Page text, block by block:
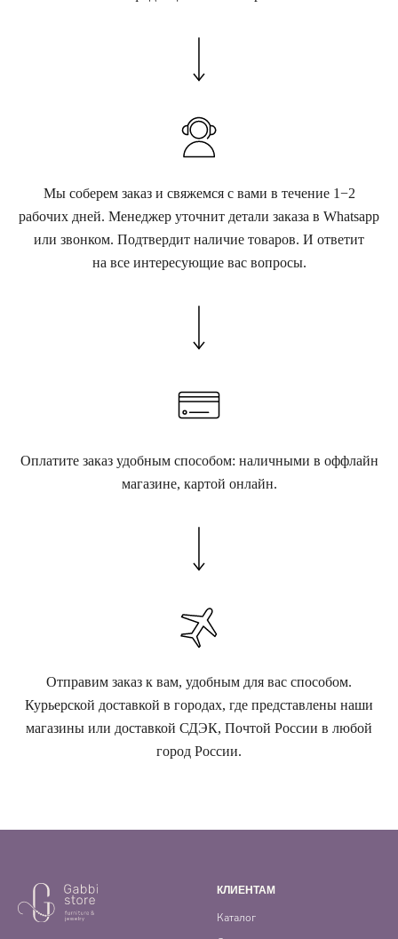
Мы соберем заказ и свяжемся с вами в течение 1−2
рабочих дней. Менеджер уточнит детали заказа в Whatsapp
или звонком. Подтвердит наличие товаров. И ответит
на все интересующие вас вопросы.
Оплатите заказ удобным способом: наличными в оффлайн
магазине, картой онлайн.
Отправим заказ к вам, удобным для вас способом.
Курьерской доставкой в городах, где представлены наши
магазины или доставкой СДЭК, Почтой России в любой
город России.
КЛИЕНТАМ
Каталог